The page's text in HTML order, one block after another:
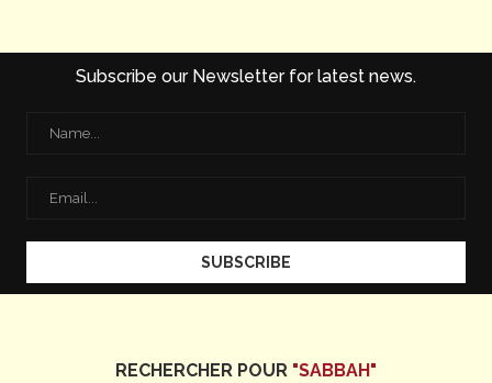
Subscribe our Newsletter for latest news.
RECHERCHER POUR "SABBAH"